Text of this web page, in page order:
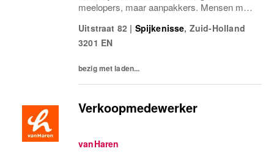
meelopers, maar aanpakkers. Mensen met
retailgevoel.Als Assistent Store Manager
ben jij de...
Uitstraat 82 | Spijkenisse, Zuid-Holland
3201 EN
bezig met laden...
Verkoopmedewerker
vanHaren